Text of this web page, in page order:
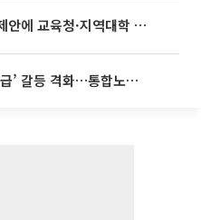
지역대학 서·논술형 입시 연계 '착수'
SK하이닉스 ‘자사주 성과급’ 갈등 격화…통합노조 출범 움직임